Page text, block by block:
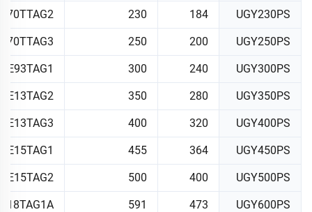
UGY230PS
184
230
UGY250PS
200
250
UGY300PS
240
300
E93TAG1
UGY350PS
280
350
E13TAG2
UGY400PS
320
400
E13TAG3
UGY450PS
364
455
E15TAG1
UGY500PS
400
500
E15TAG2
UGY600PS
473
591